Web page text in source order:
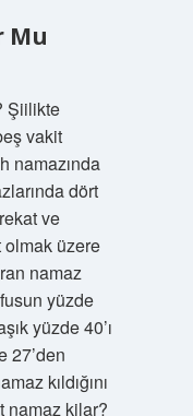
Mu
Şiilikte
vakit
namazında
dört
ve
olmak üzere
namaz
yüzde
yüzde 40’ı
27’den
kıldığını
namaz kilar?